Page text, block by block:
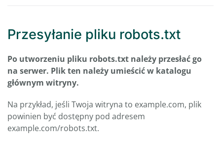
Przesyłanie pliku robots.txt
Po utworzeniu pliku robots.txt należy przesłać go
na serwer. Plik ten należy umieścić w katalogu
głównym witryny.
Na przykład, jeśli Twoja witryna to example.com, plik
powinien być dostępny pod adresem
example.com/robots.txt.